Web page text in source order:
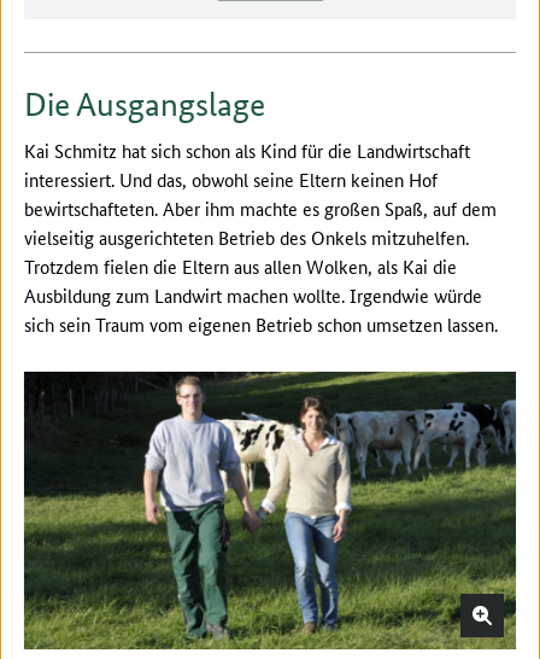
Die Ausgangslage
Kai Schmitz hat sich schon als Kind für die Landwirtschaft
interessiert. Und das, obwohl seine Eltern keinen Hof
bewirtschafteten. Aber ihm machte es großen Spaß, auf dem
vielseitig ausgerichteten Betrieb des Onkels mitzuhelfen.
Trotzdem fielen die Eltern aus allen Wolken, als Kai die
Ausbildung zum Landwirt machen wollte. Irgendwie würde
sich sein Traum vom eigenen Betrieb schon umsetzen lassen.